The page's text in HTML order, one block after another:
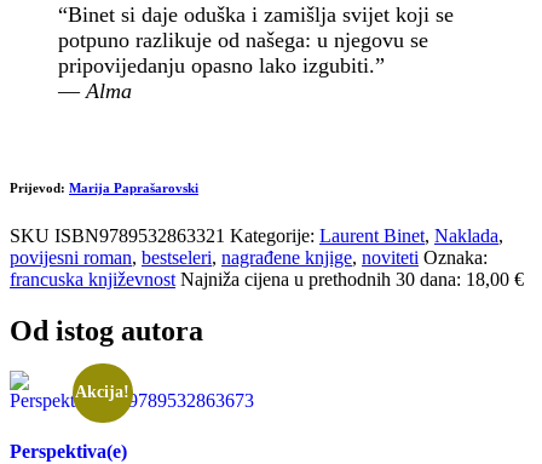
“Binet si daje oduška i zamišlja svijet koji se
potpuno razlikuje od našega: u njegovu se
pripovijedanju opasno lako izgubiti.”
— Alma
Prijevod: Marija Paprašarovski
SKU ISBN9789532863321 Kategorije: Laurent Binet, Naklada,
povijesni roman, bestseleri, nagrađene knjige, noviteti Oznaka:
francuska književnost Najniža cijena u prethodnih 30 dana: 18,00 €
Od istog autora
Akcija!
Perspektiva(e)